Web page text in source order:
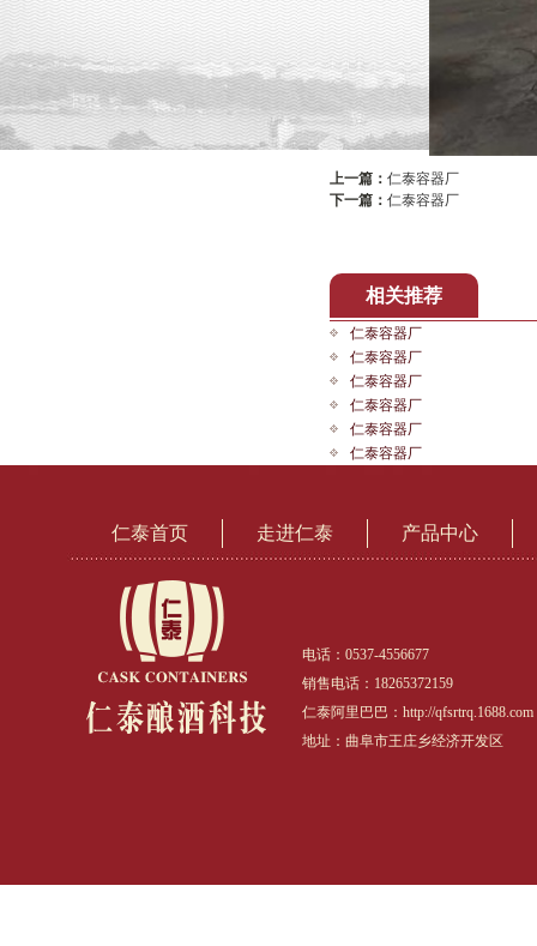
上一篇： 仁泰容器厂
下一篇： 仁泰容器厂
相关推荐
仁泰容器厂
仁泰容器厂
仁泰容器厂
仁泰容器厂
仁泰容器厂
仁泰容器厂
仁泰首页 走进仁泰 产品中心
电话：0537-4556677
销售电话：18265372159
仁泰阿里巴巴：http://qfsrtrq.1688.com
地址：曲阜市王庄乡经济开发区